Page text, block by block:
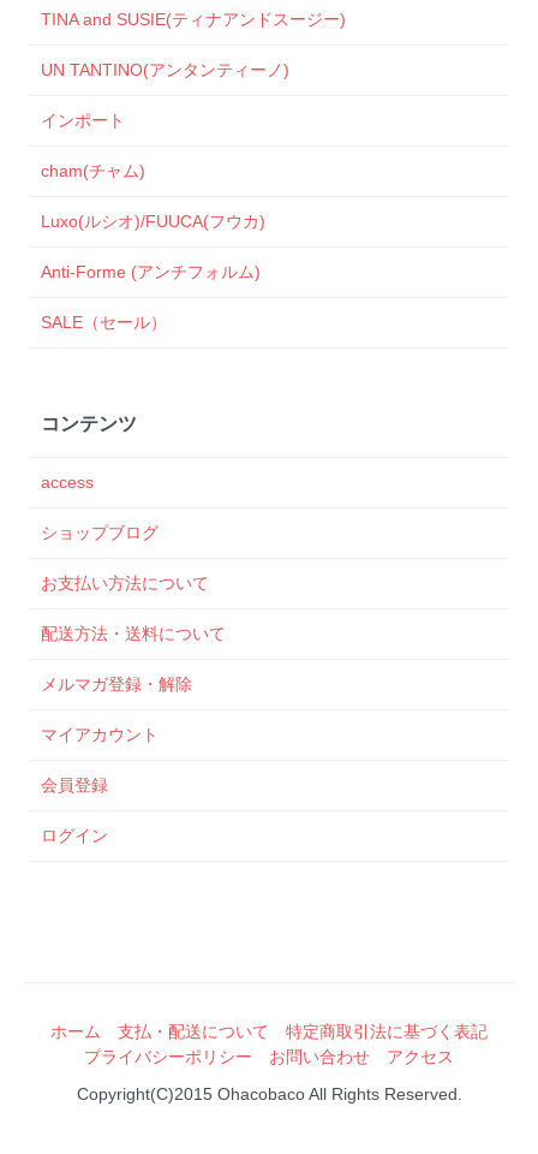
TINA and SUSIE(ティナアンドスージー)
UN TANTINO(アンタンティーノ)
インポート
cham(チャム)
Luxo(ルシオ)/FUUCA(フウカ)
Anti-Forme (アンチフォルム)
SALE（セール）
コンテンツ
access
ショップブログ
お支払い方法について
配送方法・送料について
メルマガ登録・解除
マイアカウント
会員登録
ログイン
ホーム 支払・配送について
特定商取引法に基づく表記
プライバシーポリシー
お問い合わせ
アクセス
Copyright(C)2015 Ohacobaco All Rights Reserved.